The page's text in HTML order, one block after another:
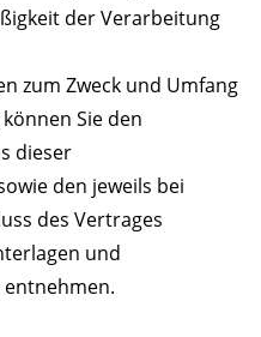
der Verarbeitung
zum Zweck und Umfang
Sie den
dieser
den jeweils bei
des Vertrages
und